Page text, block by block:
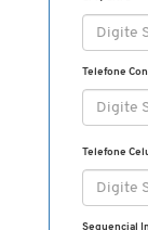
Telefone
Telefone
Sequencial